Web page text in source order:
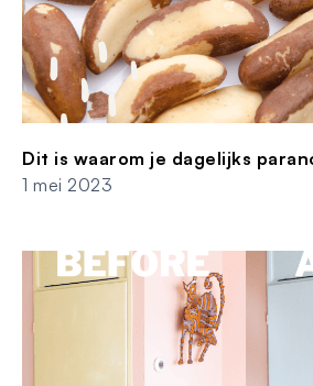
Dit is waarom je dagelijks
1 mei 2023